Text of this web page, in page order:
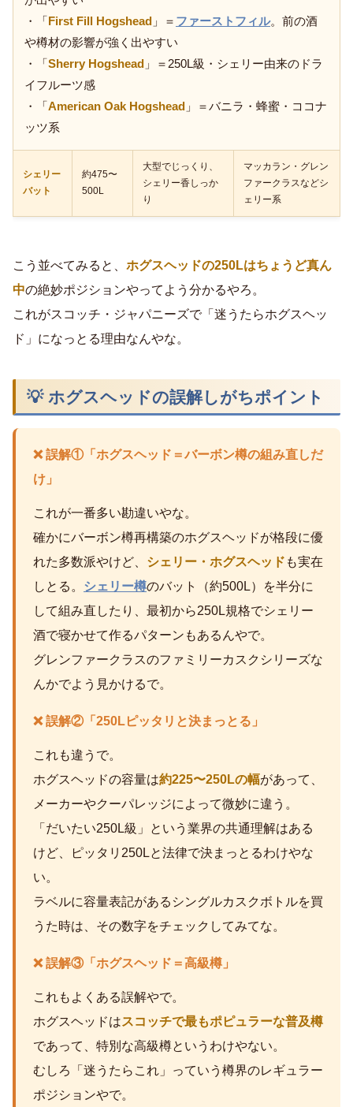
・「 First Fill Hogshead 」＝ ファーストフィル。前の酒
や樽材の影響が強く出やすい
・「 Sherry Hogshead 」＝250L級・シェリー由来のドラ
イフルーツ感
・「 American Oak Hogshead 」＝バニラ・蜂蜜・ココナ
ッツ系
シェリー
バット
約475〜
500L
大型でじっくり、
シェリー香しっか
り
マッカラン・グレン
ファークラスなどシ
ェリー系
こう並べてみると、 ホグスヘッドの250Lはちょうど真ん
中の絶妙ポジションやってよう分かるやろ。
これがスコッチ・ジャパニーズで「迷うたらホグスヘッ
ド」になっとる理由なんやな。
💡 ホグスヘッドの誤解しがちポイント
❌ 誤解①「ホグスヘッド＝バーボン樽の組み直しだ
け」
これが一番多い勘違いやな。
確かにバーボン樽再構築のホグスヘッドが格段に優
れた多数派やけど、 シェリー・ホグスヘッド も実在
しとる。
シェリー樽のバット（約500L）を半分に
して組み直したり、最初から250L規格でシェリー
酒で寝かせて作るパターンもあるんやで。
グレンファークラスのファミリーカスクシリーズな
んかでよう見かけるで。
❌ 誤解②「250Lピッタリと決まっとる」
これも違うで。
ホグスヘッドの容量は約225〜250Lの幅があって、
メーカーやクーパレッジによって微妙に違う。
「だいたい250L級」という業界の共通理解はある
けど、ピッタリ250Lと法律で決まっとるわけやな
い。
ラベルに容量表記があるシングルカスクボトルを買
うた時は、その数字をチェックしてみてな。
❌ 誤解③「ホグスヘッド＝高級樽」
これもよくある誤解やで。
ホグスヘッドはスコッチで最もポピュラーな普及樽
であって、特別な高級樽というわけやない。
むしろ「迷うたらこれ」っていう樽界のレギュラー
ポジションやで。